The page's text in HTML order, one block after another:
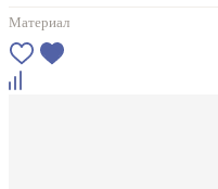
Материал